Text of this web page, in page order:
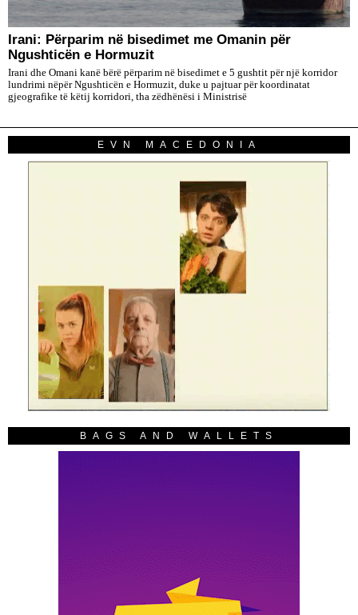
Irani: Përparim në bisedimet me Omanin për
Ngushticën e Hormuzit
Irani dhe Omani kanë bërë përparim në bisedimet e 5 gushtit për një korridor
lundrimi nëpër Ngushticën e Hormuzit, duke u pajtuar për koordinatat
gjeografike të këtij korridori, tha zëdhënësi i Ministrisë
EVN MACEDONIA
BAGS AND WALLETS